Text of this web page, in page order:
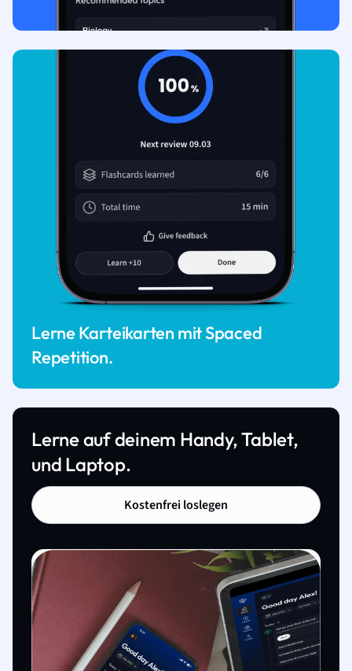
Lerne Karteikarten mit Spaced
Repetition.
Lerne auf deinem Handy, Tablet,
und Laptop.
Kostenfrei loslegen